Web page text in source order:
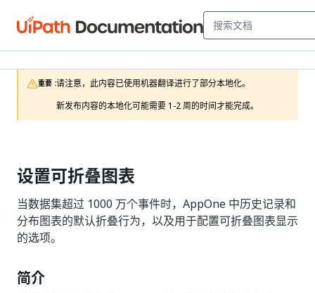
重要 :请注意，此内容已使用机器翻译进行了部分本地化。
新发布内容的本地化可能需要 1-2 周的时间才能完成。
设置可折叠图表
当数据集超过 1000 万个事件时，AppOne 中历史记录和
分布图表的默认折叠行为，以及用于配置可折叠图表显示
的选项。
简介